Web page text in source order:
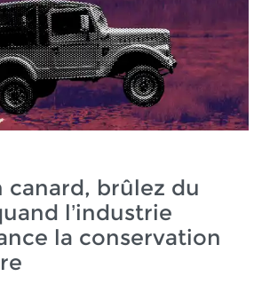
canard, brûlez du
l’industrie
la conservation